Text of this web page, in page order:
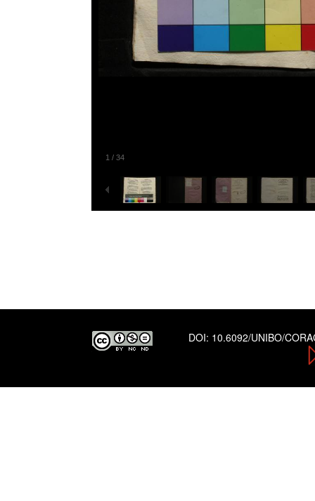
1 / 34
DOI: 10.6092/UNIBO/